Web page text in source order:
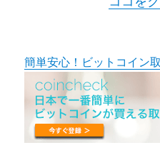
簡単安心！ビットコイ